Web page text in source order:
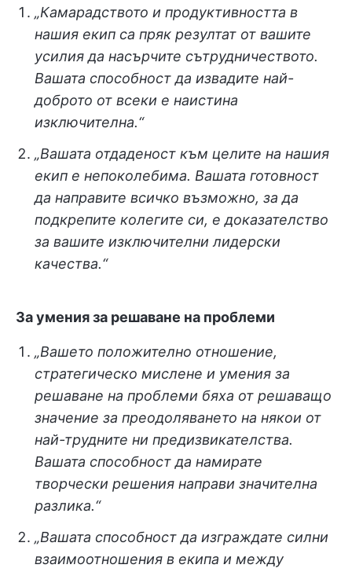
„Камарадството и продуктивността в
нашия екип са пряк резултат от вашите
усилия да насърчите сътрудничеството.
Вашата способност да извадите най-
доброто от всеки е наистина
изключителна.“
„Вашата отдаденост към целите на нашия
екип е непоколебима. Вашата готовност
да направите всичко възможно, за да
подкрепите колегите си, е доказателство
за вашите изключителни лидерски
качества.“
За умения за решаване на проблеми
„Вашето положително отношение,
стратегическо мислене и умения за
решаване на проблеми бяха от решаващо
значение за преодоляването на някои от
най-трудните ни предизвикателства.
Вашата способност да намирате
творчески решения направи значителна
разлика.“
„Вашата способност да изграждате силни
взаимоотношения в екипа и между